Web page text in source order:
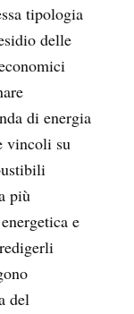
tipologia
delle
di energia
vincoli su
più
e
del